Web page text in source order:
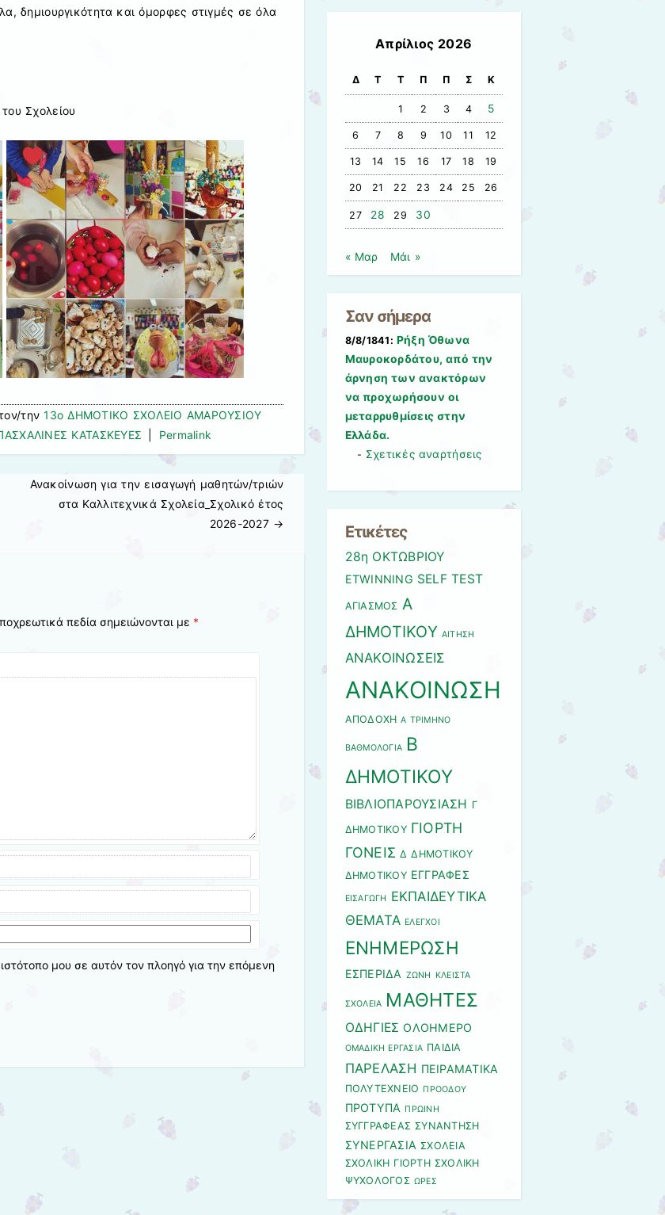
δημιουργικότητα και όμορφες στιγμές σε όλα
Σχολείου
την13ο ΔΗΜΟΤΙΚΟ ΣΧΟΛΕΙΟ ΑΜΑΡΟΥΣΙΟΥ
ΚΑΤΑΣΚΕΥΕΣ Permalink
Ανακοίνωση για την εισαγωγή μαθητών/τριών
στα Καλλιτεχνικά Σχολεία_Σχολικό έτος
2026-2027 →
πεδία σημειώνονται με *
μου σε αυτόν τον πλοηγό για την επόμενη
Απρίλιος 2026
Δ Τ Τ Π Π Σ Κ
1 2 3 4 5
6 7 8 9 10 11 12
13 14 15 16 17 18 19
20 21 22 23 24 25 26
27 28 29 30
« Μαρ Μάι »
Σαν σήμερα
8/8/1841: Ρήξη Όθωνα 
Μαυροκορδάτου, από την
άρνηση των ανακτόρων
να προχωρήσουν οι
μεταρρυθμίσεις στην
Ελλάδα.
- Σχετικές αναρτήσεις
Ετικέτες
28η ΟΚΤΩΒΡΙΟΥ
ETWINNING SELF TEST
ΑΓΙΑΣΜΟΣ Α
ΔΗΜΟΤΙΚΟΥ ΑΙΤΗΣΗ
ΑΝΑΚΟΙΝΩΣΕΙΣ
ΑΝΑΚΟΙΝΩΣΗ
ΑΠΟΔΟΧΗ Α ΤΡΙΜΗΝΟ
ΒΑΘΜΟΛΟΓΙΑ Β
ΔΗΜΟΤΙΚΟΥ
ΒΙΒΛΙΟΠΑΡΟΥΣΙΑΣΗ Γ
ΔΗΜΟΤΙΚΟΥ ΓΙΟΡΤΗ
ΓΟΝΕΙΣ Δ ΔΗΜΟΤΙΚΟΥ
ΔΗΜΟΤΙΚΟΥ ΕΓΓΡΑΦΕΣ
ΕΙΣΑΓΩΓΗ
ΕΚΠΑΙΔΕΥΤΙΚΑ
ΘΕΜΑΤΑ ΕΛΕΓΧΟΙ
ΕΝΗΜΕΡΩΣΗ
ΕΣΠΕΡΙΔΑ ΖΩΝΗ ΚΛΕΙΣΤΑ
ΣΧΟΛΕΙΑ ΜΑΘΗΤΕΣ
ΟΔΗΓΙΕΣ ΟΛΟΗΜΕΡΟ
ΟΜΑΔΙΚΗ ΕΡΓΑΣΙΑ ΠΑΙΔΙΑ
ΠΑΡΕΛΑΣΗ ΠΕΙΡΑΜΑΤΙΚΑ
ΠΟΛΥΤΕΧΝΕΙΟ ΠΡΟΟΔΟΥ
ΠΡΟΤΥΠΑ ΠΡΩΙΝΗ
ΣΥΓΓΡΑΦΕΑΣ ΣΥΝΑΝΤΗΣΗ
ΣΥΝΕΡΓΑΣΙΑ ΣΧΟΛΕΙΑ
ΣΧΟΛΙΚΗ ΓΙΟΡΤΗ ΣΧΟΛΙΚΗ
ΨΥΧΟΛΟΓΟΣ ΩΡΕΣ